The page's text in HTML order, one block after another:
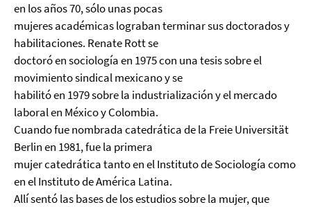
en los años 70, sólo unas pocas
mujeres académicas lograban terminar sus doctorados y
habilitaciones. Renate Rott se
doctoró en sociología en 1975 con una tesis sobre el
movimiento sindical mexicano y se
habilitó en 1979 sobre la industrialización y el mercado
laboral en México y Colombia.
Cuando fue nombrada catedrática de la Freie Universität
Berlin en 1981, fue la primera
mujer catedrática tanto en el Instituto de Sociología como
en el Instituto de América Latina.
Allí sentó las bases de los estudios sobre la mujer, que